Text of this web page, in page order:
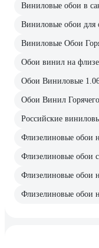
Виниловые обои в
Виниловые обои для
Виниловые Обои
Обои винил на
Обои Виниловые
Обои Винил
Российские
Флизелиновые обои
Флизелиновые обои
Флизелиновые обои
Флизелиновые обои